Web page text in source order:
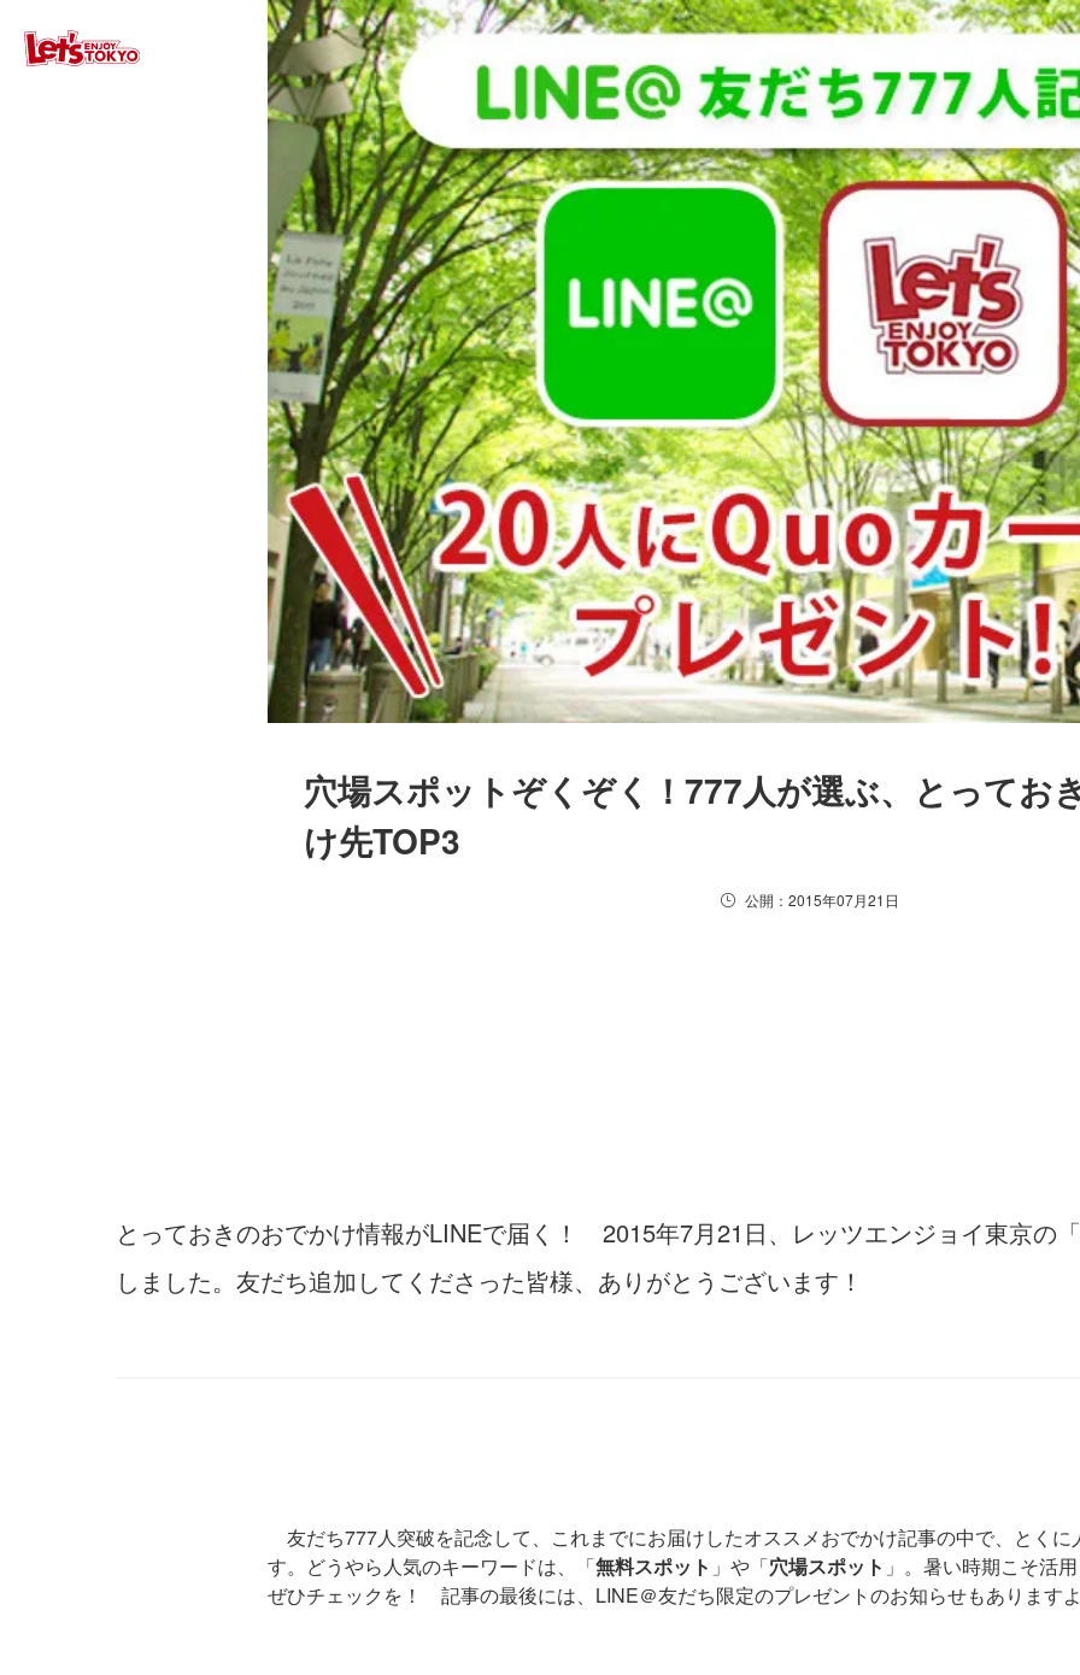
穴場スポットぞくぞく！777人が選ぶ、とってお
け先TOP3
公開：2015年07月21日
とっておきのおでかけ情報がLINEで届く！ 2015年7月21日、レッツエンジョイ東京の
しました。友だち追加してくださった皆様、ありがとうございます！
友だち777人突破を記念して、これまでにお届けしたオススメおでかけ記事の中で、とく
す。どうやら人気のキーワードは、「無料スポット 」や「穴場スポット 」。暑い時期こそ活
ぜひチェックを！ 記事の最後には、LINE＠友だち限定のプレゼントのお知らせもあります